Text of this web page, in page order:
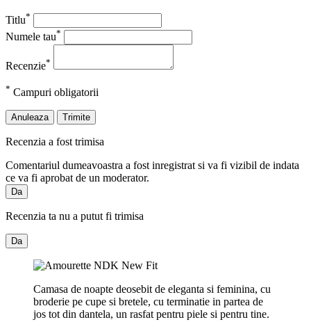
Titlu*
Numele tau*
Recenzie*
* Campuri obligatorii
Anuleaza Trimite
Recenzia a fost trimisa
Comentariul dumeavoastra a fost inregistrat si va fi vizibil de indata
ce va fi aprobat de un moderator.
Da
Recenzia ta nu a putut fi trimisa
Da
Camasa de noapte deosebit de eleganta si feminina, cu
broderie pe cupe si bretele, cu terminatie in partea de
jos tot din dantela, un rasfat pentru piele si pentru tine.